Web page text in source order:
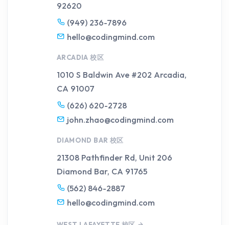
92620
(949) 236-7896
hello@codingmind.com
ARCADIA 校区
1010 S Baldwin Ave #202 Arcadia,
CA 91007
(626) 620-2728
john.zhao@codingmind.com
DIAMOND BAR 校区
21308 Pathfinder Rd, Unit 206
Diamond Bar, CA 91765
(562) 846-2887
hello@codingmind.com